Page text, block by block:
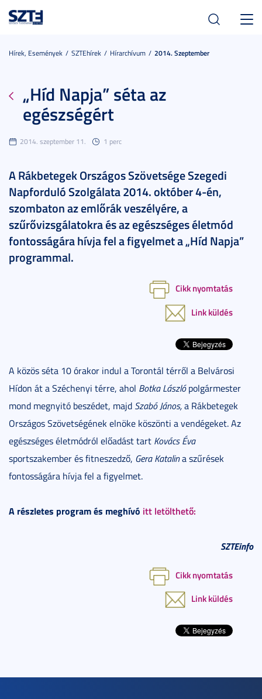
Hírek, Események SZTEhírek Hírarchívum 2014. Szeptember
„Híd Napja” séta az
egészségért
2014. szeptember 11. 1 perc
A Rákbetegek Országos Szövetsége Szegedi
Napforduló Szolgálata 2014. október 4-én,
szombaton az emlőrák veszélyére, a
szűrővizsgálatokra és az egészséges életmód
fontosságára hívja fel a figyelmet a „Híd Napja”
programmal.
Cikk nyomtatás
Link küldés
A közös séta 10 órakor indul a Torontál térről a Belvárosi
Hídon át a Széchenyi térre, ahol Botka Lászlópolgármester
mond megnyitó beszédet, majd Szabó János,a Rákbetegek
Országos Szövetségének elnöke köszönti a vendégeket. Az
egészséges életmódról előadást tart Kovács Éva
sportszakember és fitneszedző, Gera Katalina szűrések
fontosságára hívja fel a figyelmet.
A részletes program és meghívó itt letölthető:
SZTEinfo
Cikk nyomtatás
Link küldés